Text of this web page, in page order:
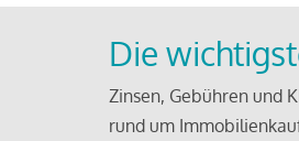
Die
Zinsen, Gebühren und
rund um